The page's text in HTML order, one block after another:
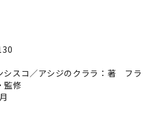
シスコ／アシジのクララ：著 フラ
監修